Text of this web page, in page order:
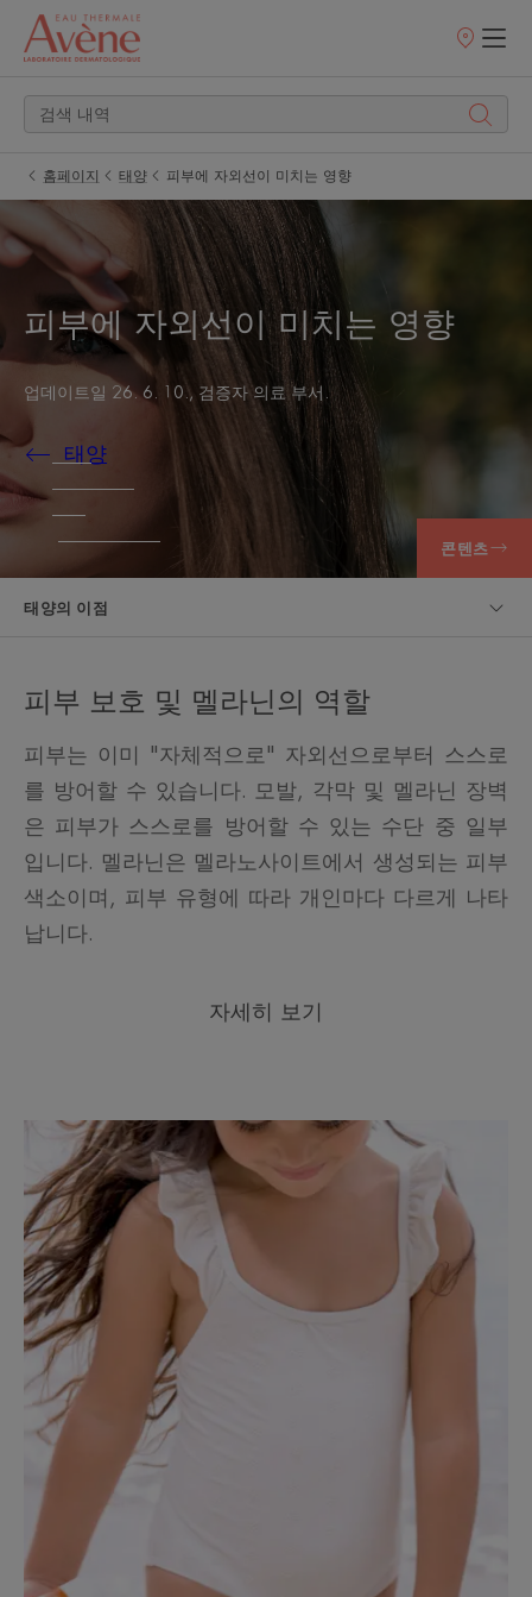
판
홈페이지 태양 피부에 자외선이 미치는 영향
피부에 자외선이 미치는 영향
업데이트일 26. 6. 10. , 검증자의료 부서
태양
콘텐츠
태양의 이점
피부 보호 및 멜라닌의 역할
피부는 이미 "자체적으로" 자외선으로부터 스스로
를 방어할 수 있습니다. 모발, 각막 및 멜라닌 장벽
은 피부가 스스로를 방어할 수 있는 수단 중 일부
입니다. 멜라닌은 멜라노사이트에서 생성되는 피부
색소이며, 피부 유형에 따라 개인마다 다르게 나타
납니다.
자세히 보기